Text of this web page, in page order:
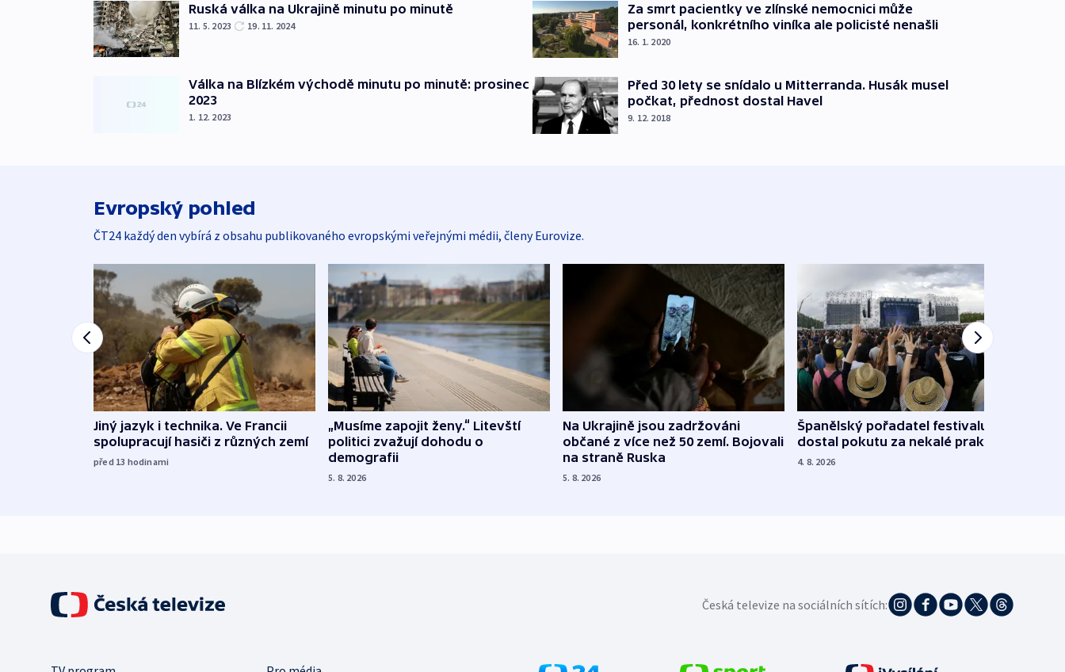
Ruská válka na Ukrajině minutu po minutě
11. 5. 2023 19. 11. 2024
Válka na Blízkém východě minutu po minutě: prosinec
2023
1. 12. 2023
Za smrt pacientky ve zlínské nemocnici může
personál, konkrétního viníka ale policisté nenašli
16. 1. 2020
Před 30 lety se snídalo u Mitterranda. Husák musel
počkat, přednost dostal Havel
9. 12. 2018
Evropský pohled
ČT24 každý den vybírá z obsahu publikovaného evropskými veřejnými médii, členy Eurovize.
Jiný jazyk i technika. Ve Francii
spolupracují hasiči z různých zemí
před 13 hodinami
„Musíme zapojit ženy.“ Litevští
politici zvažují dohodu o
demografii
5. 8. 2026
Na Ukrajině jsou zadržováni
občané z více než 50 zemí. Bojovali
na straně Ruska
5. 8. 2026
Španělský pořadatel festivalu
dostal pokutu za nekalé praktiky
4. 8. 2026
Česká televize na sociálních sítích: